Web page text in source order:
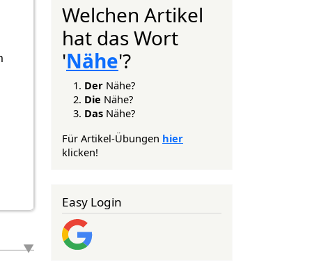
Welchen Artikel
hat das Wort
'Nähe'?
Der Nähe?
Die Nähe?
Das Nähe?
Für Artikel-Übungen hier
klicken!
Easy Login